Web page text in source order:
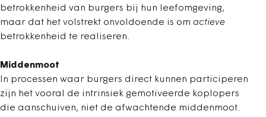
betrokkenheid van burgers bij hun leefomgeving,
maar dat het volstrekt onvoldoende is om actieve
betrokkenheid te realiseren.
Middenmoot
In processen waar burgers direct kunnen participeren
zijn het vooral de intrinsiek gemotiveerde koplopers
die aanschuiven, niet de afwachtende middenmoot.